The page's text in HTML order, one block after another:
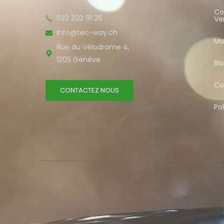
022 320 91 26
info@tec-way.ch
Rue du Vélodrome 4,
1205 Genève
CONTACTEZ NOUS